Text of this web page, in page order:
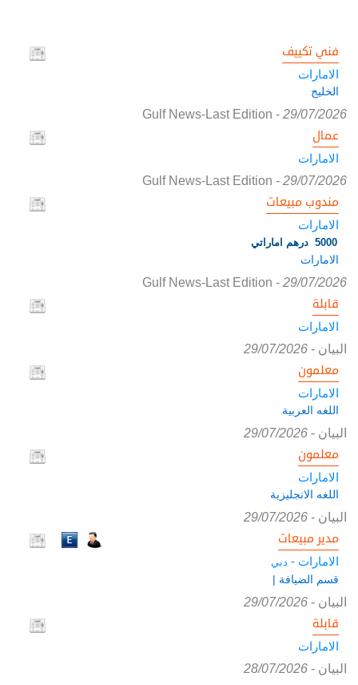
فني تكييف
الامارات
الخليج
Gulf News-Last Edition - 29/07/2026
عمال
الامارات
Gulf News-Last Edition - 29/07/2026
مندوب مبيعات
الامارات
5000 درهم اماراتي
الامارات
Gulf News-Last Edition - 29/07/2026
قابلة
الامارات
البيان -
29/07/2026
معلمون
الامارات
اللغه العربية
البيان -
29/07/2026
معلمون
الامارات
اللغه الانجليزية
البيان -
29/07/2026
مدير مبيعات
الامارات - دبي
قسم الضيافة |
البيان -
29/07/2026
قابلة
الامارات
البيان -
28/07/2026